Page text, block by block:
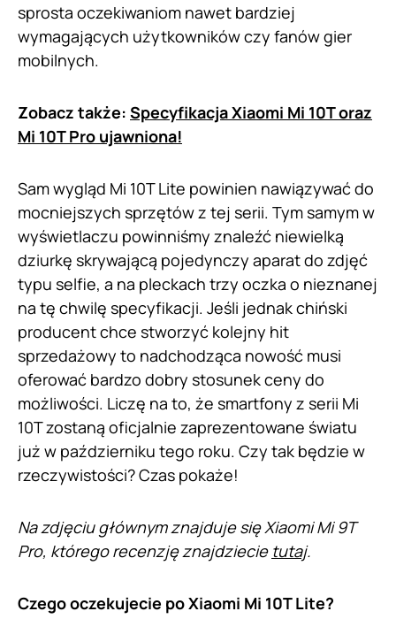
sprosta oczekiwaniom nawet bardziej
wymagających użytkowników czy fanów gier
mobilnych.
Zobacz także: Specyfikacja Xiaomi Mi 10T oraz
Mi 10T Pro ujawniona!
Sam wygląd Mi 10T Lite powinien nawiązywać do
mocniejszych sprzętów z tej serii. Tym samym w
wyświetlaczu powinniśmy znaleźć niewielką
dziurkę skrywającą pojedynczy aparat do zdjęć
typu selfie, a na pleckach trzy oczka o nieznanej
na tę chwilę specyfikacji. Jeśli jednak chiński
producent chce stworzyć kolejny hit
sprzedażowy to nadchodząca nowość musi
oferować bardzo dobry stosunek ceny do
możliwości. Liczę na to, że smartfony z serii Mi
10T zostaną oficjalnie zaprezentowane światu
już w październiku tego roku. Czy tak będzie w
rzeczywistości? Czas pokaże!
Na zdjęciu głównym znajduje się Xiaomi Mi 9T
Pro, którego recenzję znajdziecie tutaj.
Czego oczekujecie po Xiaomi Mi 10T Lite?